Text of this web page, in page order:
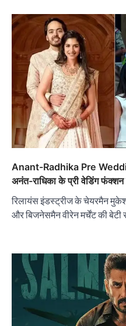
Anant-Radhika Pre
अनंत-राधिका के प्री वेडिंग फंक्शन
रिलायंस इंडस्ट्रीज के चेयरमैन
और बिजनेसमैन वीरेन मर्चेंट की बेटी